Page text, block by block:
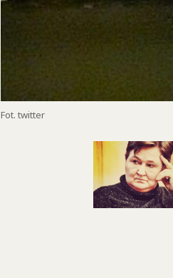
Fot. twitter